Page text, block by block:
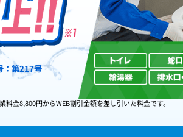
：第217号
料金8,800円からWEB割引金額を差し引いた料金です。